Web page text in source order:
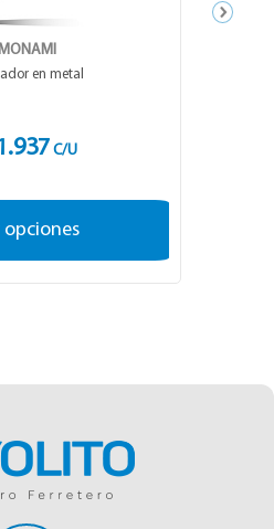
MONAMI
en metal
C/U
opciones